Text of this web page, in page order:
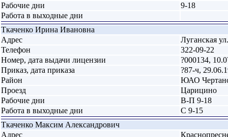
Рабочие дни
9-18
Работа в выходные дни
Ткаченко Ирина Ивановна
Адрес
Луганская
Телефон
322-09-22
Номер, дата выдачи лицензии
?000134,
Приказ, дата приказа
?87-ч,
Район
ЮАО
Проезд
Царицино
Рабочие дни
В-П 9-18
Работа в выходные дни
С 9-15
Ткаченко Максим Александрович
Адрес